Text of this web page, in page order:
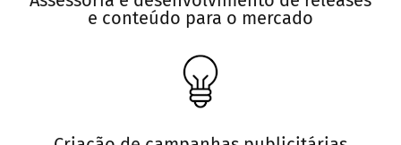
e conteúdo para o mercado